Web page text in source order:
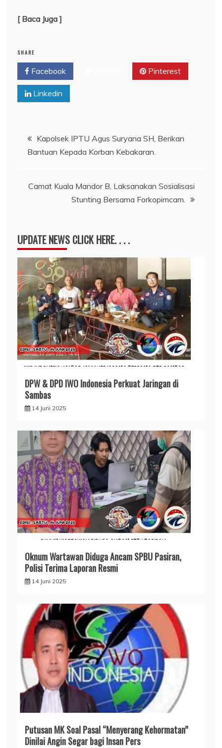
[ Baca Juga ]
SHARE
Facebook Pinterest
Linkedin
Navigasi
pos
Kapolsek IPTU Agus Suryana SH, Berikan
Bantuan Kepada Korban Kebakaran.
Camat Kuala Mandor B, Laksanakan Sosialisasi
Stunting Bersama Forkopimcam.
UPDATE NEWS CLICK HERE. . . .
DPW & DPD IWO Indonesia Perkuat Jaringan di
Sambas
14 Juni 2025
Oknum Wartawan Diduga Ancam SPBU Pasiran,
Polisi Terima Laporan Resmi
14 Juni 2025
Putusan MK Soal Pasal “Menyerang Kehormatan”
Dinilai Angin Segar bagi Insan Pers